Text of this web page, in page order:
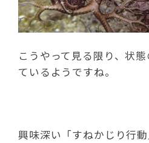
こうやって見る限り、状
ているようですね。
興味深い「すねかじり行